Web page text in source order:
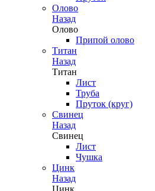
Олово
Назад
Олово
Припой олово
Титан
Назад
Титан
Лист
Труба
Пруток (круг)
Свинец
Назад
Свинец
Лист
Чушка
Цинк
Назад
Цинк